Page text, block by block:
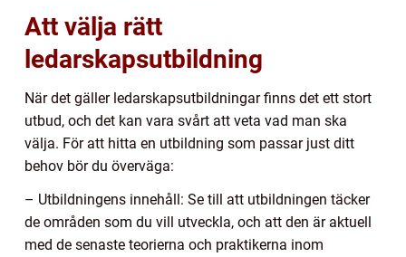
Att välja rätt
ledarskapsutbildning
När det gäller ledarskapsutbildningar finns det ett stort
utbud, och det kan vara svårt att veta vad man ska
välja. För att hitta en utbildning som passar just ditt
behov bör du överväga:
– Utbildningens innehåll: Se till att utbildningen täcker
de områden som du vill utveckla, och att den är aktuell
med de senaste teorierna och praktikerna inom